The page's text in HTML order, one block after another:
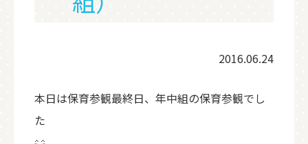
2016.06.24
本日は保育参観最終日、年中組の保育参観でし
た